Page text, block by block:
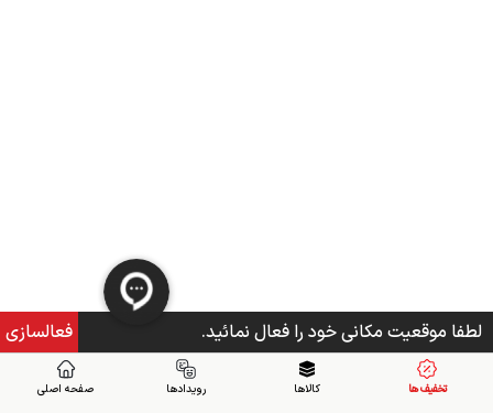
لطفا موقعیت مکانی خود را فعال نمائید. فعالسازی
تخفیف ها کالاها رویدادها صفحه اصلی